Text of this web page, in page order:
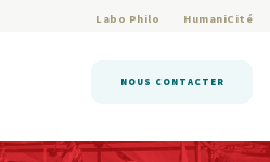
Labo Philo HumaniCité
NOUS CONTACTER